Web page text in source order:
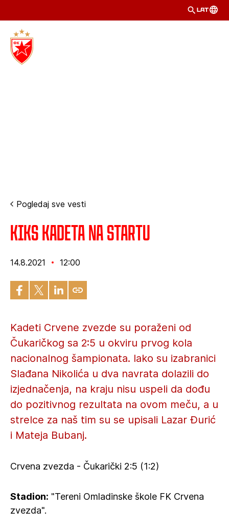
LAT
Pogledaj sve vesti
Kiks kadeta na startu
14.8.2021 12:00
Kadeti Crvene zvezde su poraženi od
Čukaričkog sa 2:5 u okviru prvog kola
nacionalnog šampionata. Iako su izabranici
Slađana Nikolića u dva navrata dolazili do
izjednačenja, na kraju nisu uspeli da dođu
do pozitivnog rezultata na ovom meču, a u
strelce za naš tim su se upisali Lazar Đurić
i Mateja Bubanj.
Crvena zvezda - Čukarički 2:5 (1:2)
Stadion: "Tereni Omladinske škole FK Crvena
zvezda".